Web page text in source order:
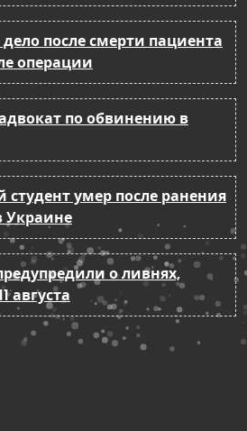
после смерти пациента
операции
по обвинению в
умер после ранения
Украине
о ливнях,
августа